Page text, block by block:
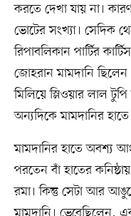
করতে দেখা যায় না।
ভোটের সংখ্যা। সেদিক
রিপাবলিকান পার্টির
জোহরান মামদানি
মিলিয়ে স্লিওয়ার লাল
অন্যদিকে মামদানির
মামদানির হাতে অবশ্য
পরতেন বাঁ হাতের
রমা। কিন্তু সেটা আর